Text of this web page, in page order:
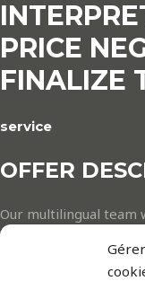
Aller
contenu
PRICE
FINALIZE
service
OFFER
Our multilingual team
with sales staff,
understanding of all